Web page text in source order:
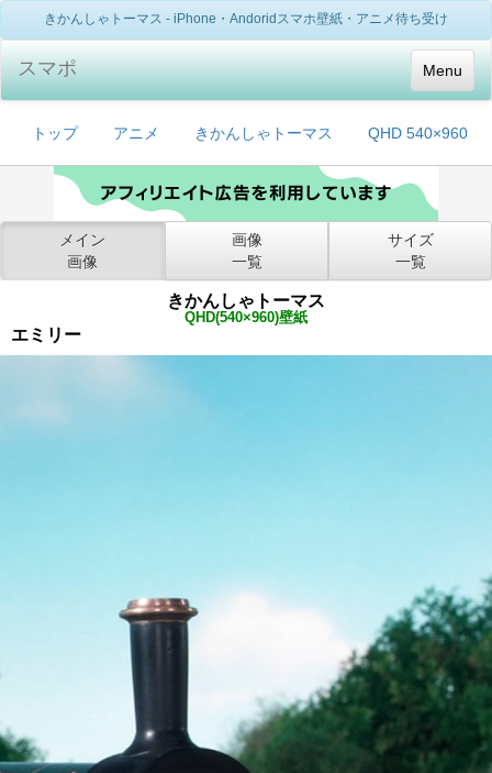
きかんしゃトーマス - iPhone・Andoridスマホ壁紙・アニメ待ち受け
Menu
スマポ
トップ アニメ きかんしゃトーマス QHD 540×960
メイン
画像
画像
一覧
サイズ
一覧
きかんしゃトーマス
QHD(540×960)壁紙
エミリー